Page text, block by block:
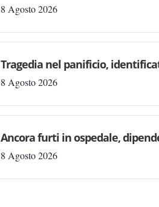
8 Agosto 2026
Tragedia nel panificio,
8 Agosto 2026
Ancora furti in ospedale,
8 Agosto 2026